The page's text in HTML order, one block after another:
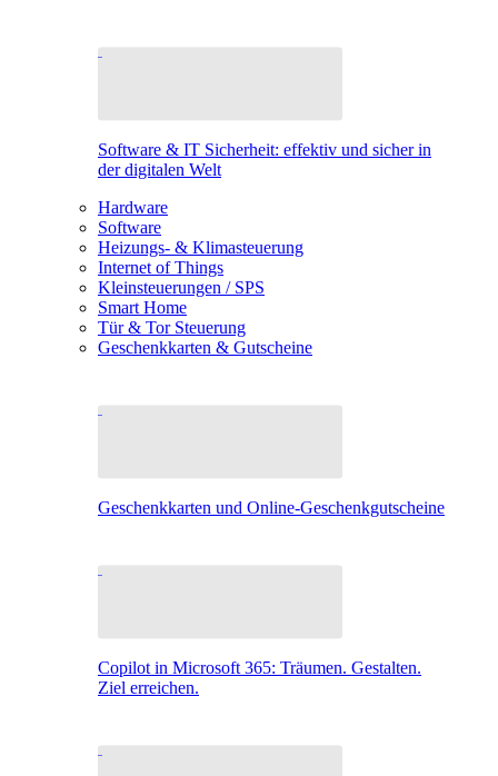
Software & IT Sicherheit: effektiv und sicher in
der digitalen Welt
Hardware
Software
Heizungs- & Klimasteuerung
Internet of Things
Kleinsteuerungen / SPS
Smart Home
Tür & Tor Steuerung
Geschenkkarten & Gutscheine
Geschenkkarten und Online-Geschenkgutscheine
Copilot in Microsoft 365: Träumen. Gestalten.
Ziel erreichen.